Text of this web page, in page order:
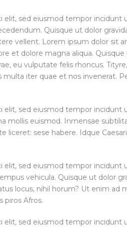
sed eiusmod tempor incidunt
Quisque ut dolor
vellent. Lorem ipsum dolor sit
et dolore magna aliqua. Quisque
eu vulputate felis rhoncus.
iter quae et nos invenerat.
sed eiusmod tempor incidunt
mollis euismod. Inmensae
liceret: sese habere. Idque
sed eiusmod tempor incidunt
vehicula. Quisque ut dolor
locus, nihil horum? Ut enim ad
piros Afros.
sed eiusmod tempor incidunt